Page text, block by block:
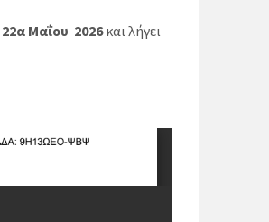
22α Μαΐου 2026και λήγει